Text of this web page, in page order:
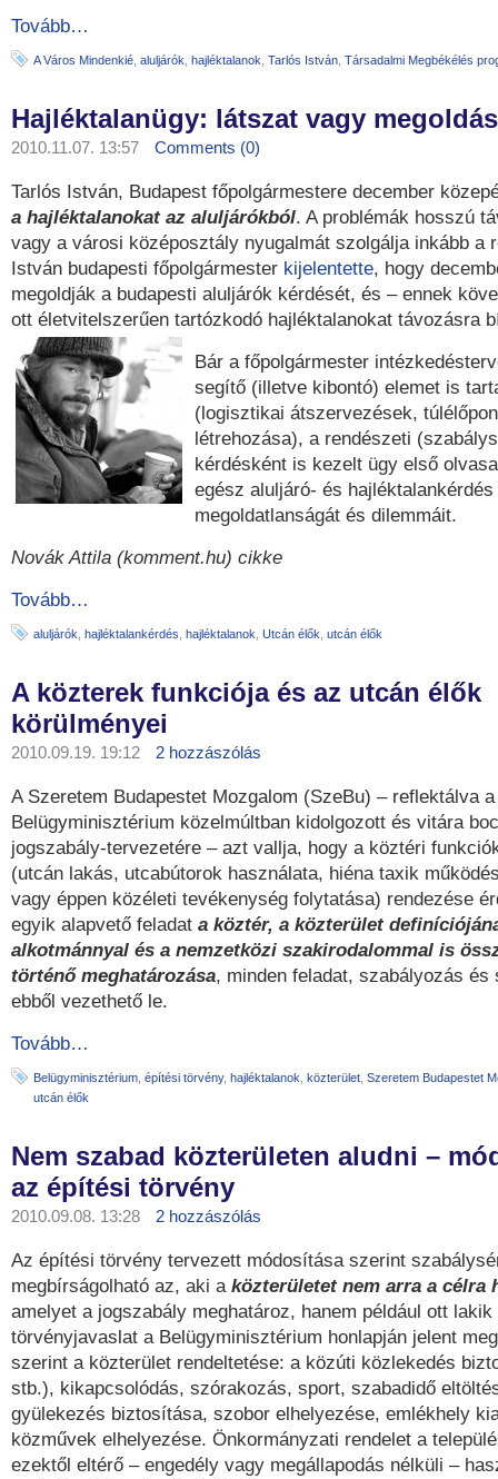
Tovább…
A Város Mindenkié aluljárók hajléktalanok Tarlós István Társadalmi Megbékélés
Hajléktalanügy: látszat vagy
2010.11.07. 13:57 Comments (0)
Tarlós István, Budapest főpolgármestere december
a hajléktalanokat az aluljárókból. A problémák hosszú
vagy a városi középosztály nyugalmát szolgálja inkább a
István budapesti főpolgármester kijelentette, hogy
megoldják a budapesti aluljárók kérdését, és – ennek
ott életvitelszerűen tartózkodó hajléktalanokat távozásra
Bár a főpolgármester
segítő (illetve kibontó) elemet is
(logisztikai átszervezések,
létrehozása), a rendészeti
kérdésként is kezelt ügy első
egész aluljáró- és
megoldatlanságát és dilemmáit.
Novák Attila (komment.hu) cikke
Tovább…
aluljárók hajléktalankérdés hajléktalanok Utcán élők utcán élők
A közterek funkciója és az utcán élők
körülményei
2010.09.19. 19:12 2 hozzászólás
A Szeretem Budapestet Mozgalom (SzeBu) – reflektálva a
Belügyminisztérium közelmúltban kidolgozott és vitára
jogszabály-tervezetére – azt vallja, hogy a köztéri
(utcán lakás, utcabútorok használata, hiéna taxik
vagy éppen közéleti tevékenység folytatása) rendezése
egyik alapvető feladat a köztér, a közterület
alkotmánnyal és a nemzetközi szakirodalommal is
történő meghatározása, minden feladat, szabályozás és
ebből vezethető le.
Tovább…
Belügyminisztérium építési törvény, hajléktalanok közterület Szeretem Budapestet
utcán élők
Nem szabad közterületen aludni –
az építési törvény
2010.09.08. 13:28 2 hozzászólás
Az építési törvény tervezett módosítása szerint
megbírságolható az, aki a közterületet nem arra a célra
amelyet a jogszabály meghatároz, hanem például ott
törvényjavaslat a Belügyminisztérium honlapján jelent
szerint a közterület rendeltetése: a közúti közlekedés
stb.), kikapcsolódás, szórakozás, sport, szabadidő
gyülekezés biztosítása, szobor elhelyezése, emlékhely
közművek elhelyezése. Önkormányzati rendelet a
ezektől eltérő – engedély vagy megállapodás nélküli –